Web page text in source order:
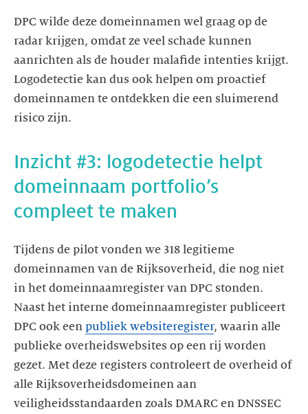
DPC wilde deze domeinnamen wel graag op de
radar krijgen, omdat ze veel schade kunnen
aanrichten als de houder malafide intenties krijgt.
Logodetectie kan dus ook helpen om proactief
domeinnamen te ontdekken die een sluimerend
risico zijn.
Inzicht #3: logodetectie helpt
domeinnaam portfolio’s
compleet te maken
Tijdens de pilot vonden we 318 legitieme
domeinnamen van de Rijksoverheid, die nog niet
in het domeinnaamregister van DPC stonden.
Naast het interne domeinnaamregister publiceert
DPC ook een publiek websiteregister, waarin alle
publieke overheidswebsites op een rij worden
gezet. Met deze registers controleert de overheid of
alle Rijksoverheidsdomeinen aan
veiligheidsstandaarden zoals DMARC en DNSSEC